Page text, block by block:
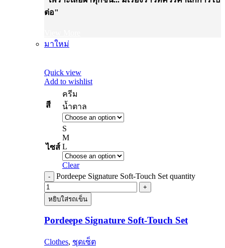
ต่อ"
มาใหม่
Quick view
Add to wishlist
สี
ครีม
น้ำตาล
ไซส์
S
M
L
Clear
Pordeepe Signature Soft-Touch Set quantity
หยิบใส่รถเข็น
Pordeepe Signature Soft-Touch Set
Clothes, ชุดเซ็ต